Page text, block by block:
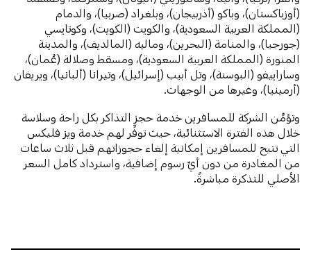
(أوزباكستان)، وباكو (أذربيجان)، وبلغراد (صربيا)، والدمام
(المملكة العربية السعودية)، والكويت (الكويت)، وكوتايسي
(جورجيا)، والمنامة (البحرين)، وماليه (المالديف)، والمدينة
المنورة (المملكة العربية السعودية)، ومسقط وصلالة (عُمان)،
وساراييفو (البوسنة)، وتل أبيب (إسرائيل)، وتيرانا (ألبانيا)، ويريفان
(أرمينيا)، وغيرها من الوجهات.
وتؤمِّن الشركة للمسافرين خدمة حجز التذاكر بكل راحة وسلاسة
خلال هذه الفترة الاستثنائية، حيث توفِّر لهم خدمة ويز فليكس
التي تتيح للمسافرين إمكانية إلغاء حجوزاتهم قبل ثلاث ساعات
من المغادرة من دون أيِّ رسوم إضافية، واسترداد كامل السعر
الأصلي للتذكرة مباشرةً.